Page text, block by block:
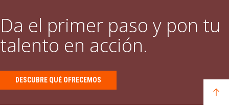
Da el primer paso y pon tu
talento en acción.
DESCUBRE QUÉ OFRECEMOS